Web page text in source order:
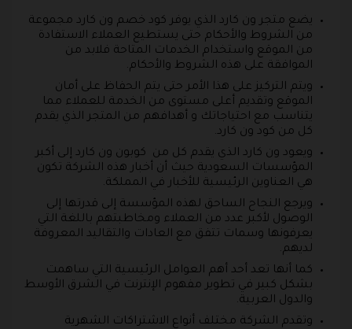
يضع متجر ون كارد الذي يوفر كود خصم ون كارد مجموعة
من الشروط والأحكام حتى يستطيع العملاء الاستفادة
من الموقع واستخدام الخدمات المتاحة فلابد من
الموافقة على هذه الشروط والأحكام.
ويتم التركيز على هذا الأمر حتى يتم الحفاظ على أمان
الموقع وتقديم أعلى مستوى من الخدمة للعملاء مما
يتناسب مع احتياجاتك و أهدافهم من المتجر الذي يقدم
كل من كود ون كارد.
ويعود ون كارد الذي يقدم كل من كوبون ون كارد إلى أكبر
المؤسسات السعودية حيث أن أخبار هذه الشركة تكون
هي العناوين الرئيسية للأخبار في المملكة.
ويرجع النجاح الساحق لهذه المؤسسة إلى قدرتها إلى
الوصول لأكبر عدد من العملاء ومخاطبتهم باللغة التي
يعرفونها وسمات تتفق مع العادات والتقاليد المعروفة
لديهم.
كما أنها تعد أحد أهم العوامل الرئيسية التي ساهمت
بشكل كبير في تطوير مفهوم الإنترنت في الشرق الأوسط
والدول العربية.
وتقدم الشركة مختلف أنواع الاشتراكات الشهرية